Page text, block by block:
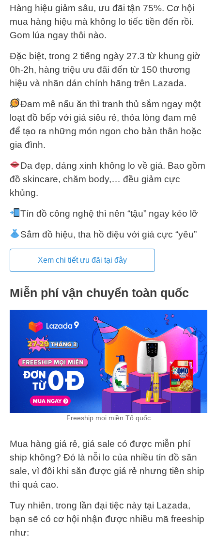
Hàng hiệu giảm sâu, ưu đãi tận 75%. Cơ hội
mua hàng hiệu mà không lo tiếc tiền đến rồi.
Gom lúa ngay thôi nào.
Đặc biệt, trong 2 tiếng ngày 27.3 từ khung giờ
0h-2h, hàng triệu ưu đãi đến từ 150 thương
hiệu và nhãn dán chính hãng trên Lazada.
Đam mê nấu ăn thì tranh thủ sắm ngay một
loạt đồ bếp với giá siêu rẻ, thỏa lòng đam mê
để tạo ra những món ngon cho bản thân hoặc
gia đình.
Da đẹp, dáng xinh không lo về giá. Bao gồm
đồ skincare, chăm body,… đều giảm cực
khủng.
Tín đồ công nghệ thì nên “tậu” ngay kẻo lỡ
Sắm đồ hiệu, tha hồ điệu với giá cực “yêu”
Xem chi tiết ưu đãi tại đây
Miễn phí vận chuyển toàn quốc
Freeship mọi miền Tổ quốc
Mua hàng giá rẻ, giá sale có được miễn phí
ship không? Đó là nỗi lo của nhiều tín đồ săn
sale, vì đôi khi săn được giá rẻ nhưng tiền ship
thì quá cao.
Tuy nhiên, trong lần đại tiệc này tại Lazada,
bạn sẽ có cơ hội nhận được nhiều mã freeship
như: